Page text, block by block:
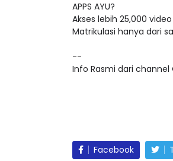
APPS AYU?
Akses lebih 25,000
Matrikulasi hanya dari
--
Info Rasmi dari channel
Facebook